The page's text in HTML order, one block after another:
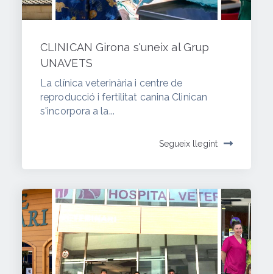
CLINICAN Girona s'uneix al Grup
UNAVETS
La clínica veterinària i centre de
reproducció i fertilitat canina Clinican
s'incorpora a la...
Segueix llegint